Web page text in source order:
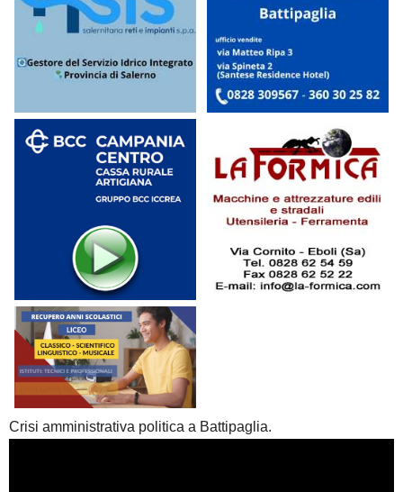
Crisi amministrativa politica a Battipaglia.